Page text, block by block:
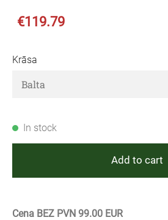
€119.79
Krāsa
In stock
Add to cart
Cena BEZ PVN 99.00 EUR